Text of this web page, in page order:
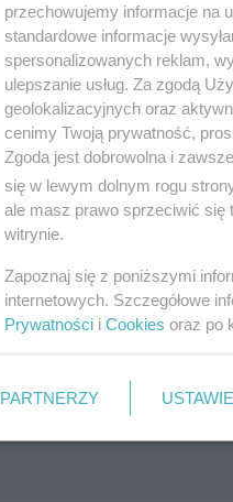
przechowujemy informacje na
standardowe informacje
spersonalizowanych reklam,
ulepszanie usług. Za zgodą
geolokalizacyjnych oraz
cenimy Twoją prywatność,
Zgoda jest dobrowolna i
się w lewym dolnym rogu
ale masz prawo sprzeciwić się
witrynie.
Zapoznaj się z poniższymi
internetowych. Szczegółowe
Prywatności i Cookies oraz po
PARTNERZY